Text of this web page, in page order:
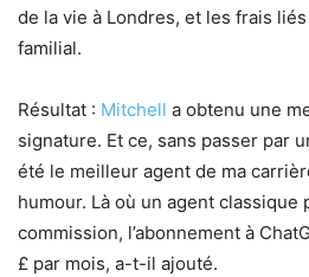
de la vie à Londres, et les frais
familial.
Résultat : Mitchell a obtenu une
signature. Et ce, sans passer par
été le meilleur agent de ma
humour. Là où un agent classique
commission, l’abonnement à
£ par mois, a-t-il ajouté.